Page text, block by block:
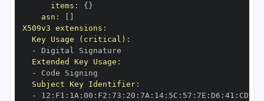
items : { }
asn :
X509v3 extensions :
Key Usage (critical) :
-
Extended Key Usage :
-
Subject Key Identifier:
-
12 : F1 : 1A : 00 : F2 : 73 : 20 : 7A : 14: 5C : 57 : 7E : D6 : 41 : CD